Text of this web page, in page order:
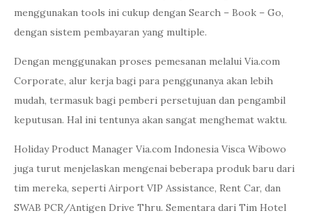
menggunakan tools ini cukup dengan Search – Book – Go,
dengan sistem pembayaran yang multiple.
Dengan menggunakan proses pemesanan melalui Via.com
Corporate, alur kerja bagi para penggunanya akan lebih
mudah, termasuk bagi pemberi persetujuan dan pengambil
keputusan. Hal ini tentunya akan sangat menghemat waktu.
Holiday Product Manager Via.com Indonesia Visca Wibowo
juga turut menjelaskan mengenai beberapa produk baru dari
tim mereka, seperti Airport VIP Assistance, Rent Car, dan
SWAB PCR/Antigen Drive Thru. Sementara dari Tim Hotel